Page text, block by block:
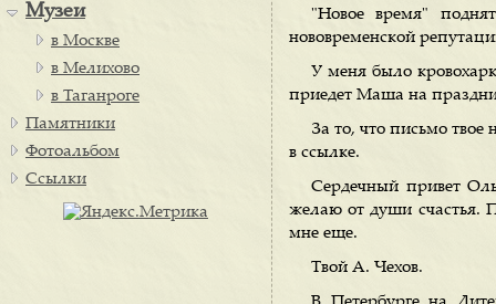
"Новое время"
нововременской
У меня было
приедет Маша на
За то, что письмо твое
в ссылке.
Сердечный привет
желаю от души счастья.
мне еще.
Твой А. Чехов.
Музеи
в Москве
в Мелихово
в Таганроге
Памятники
Фотоальбом
Ссылки